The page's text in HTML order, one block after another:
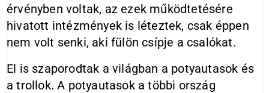
érvényben voltak, az ezek működtetésére
hivatott intézmények is léteztek, csak éppen
nem volt senki, aki fülön csípje a csalókat.
El is szaporodtak a világban a potyautasok és
a trollok. A potyautasok a többi ország